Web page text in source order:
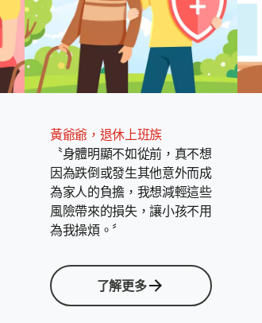
黃爺爺，退休上班族
〝身體明顯不如從前，真不想
因為跌倒或發生其他意外而成
為家人的負擔，我想減輕這些
風險帶來的損失，讓小孩不用
為我操煩。〞
了解更多